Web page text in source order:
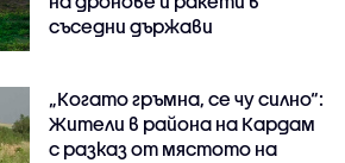
съседни държави
„Когато гръмна, се чу силно“:
Жители в района на Кардам
с разказ от мястото на